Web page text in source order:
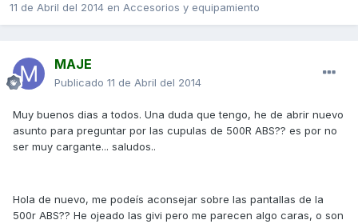
11 de Abril del 2014 en Accesorios y equipamiento
MAJE
Publicado 11 de Abril del 2014
Muy buenos dias a todos. Una duda que tengo, he de abrir nuevo
asunto para preguntar por las cupulas de 500R ABS?? es por no
ser muy cargante... saludos..
Hola de nuevo, me podeís aconsejar sobre las pantallas de la
500r ABS?? He ojeado las givi pero me parecen algo caras, o son